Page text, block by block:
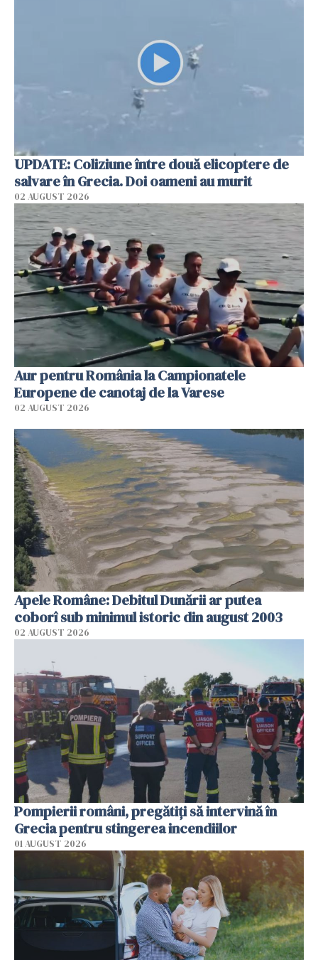
UPDATE: Coliziune între două elicoptere de
salvare în Grecia. Doi oameni au murit
02 AUGUST 2026
Aur pentru România la Campionatele
Europene de canotaj de la Varese
02 AUGUST 2026
Apele Române: Debitul Dunării ar putea
coborî sub minimul istoric din august 2003
02 AUGUST 2026
Pompierii români, pregătiţi să intervină în
Grecia pentru stingerea incendiilor
01 AUGUST 2026